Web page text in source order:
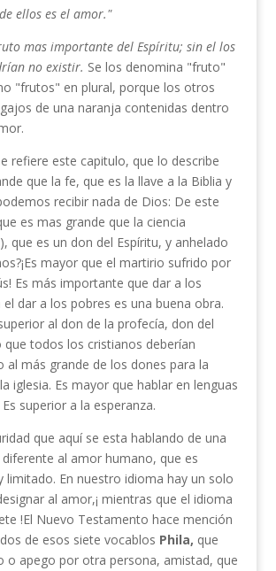
ellos es el amor."
mas importante del Espíritu; sin el los
no existir. Se los deno­mina "fruto"
"frutos" en plural, porque los otros
de una naranja contenidas dentro
refiere este capitulo, que lo des­cribe
que la fe, que es la llave a la Biblia y
recibir nada de Dios: De este
es mas grande que la ciencia
que es un don del Espíritu, y anhelado
mayor que el martirio sufrido por
Es más importante que dar a los
dar a los pobres es una buena obra.
al don de la profecía, don del
que todos los cristianos deberían
al más grande de los dones para la
iglesia. Es mayor que hablar en lenguas
superior a la esperanza.
que aquí se esta hablando de una
al amor humano, que es
limitado. En nuestro idioma hay un solo
al amor,¡ mientras que el idioma
!El Nuevo Testamento hace mención
de esos siete vocablos Phila, que
o apego por otra persona, amistad, que